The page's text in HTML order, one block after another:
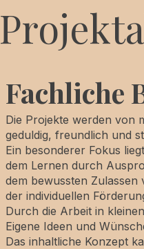
Fachliche
Die Projekte werden von
geduldig, freundlich und
Ein besonderer Fokus
dem Lernen durch
dem bewussten Zulassen
der individuellen
Durch die Arbeit in
Eigene Ideen und
Das inhaltliche Konzept